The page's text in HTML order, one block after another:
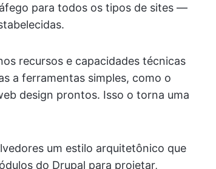
para todos os tipos de sites —
recursos e capacidades técnicas
a ferramentas simples, como o
design prontos. Isso o torna uma
um estilo arquitetônico que
do Drupal para projetar,